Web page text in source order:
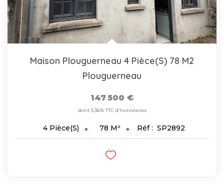
Maison Plouguerneau 4 Pièce(s) 78 M2
Plouguerneau
147 500 €
dont 5,36% TTC d'honoraires
4 Pièce(s) 78 M² Réf : SP2892